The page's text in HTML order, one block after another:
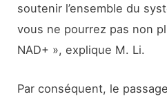
soutenir l’ensemble du
vous ne pourrez pas non
NAD+ », explique M. Li.
Par conséquent, le